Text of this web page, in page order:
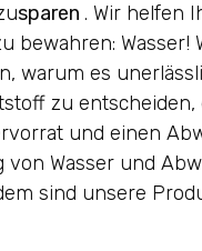
sparen . Wir helfen
bewahren:
warum es
zu entscheiden,
und einen
Wasser und
sind unsere